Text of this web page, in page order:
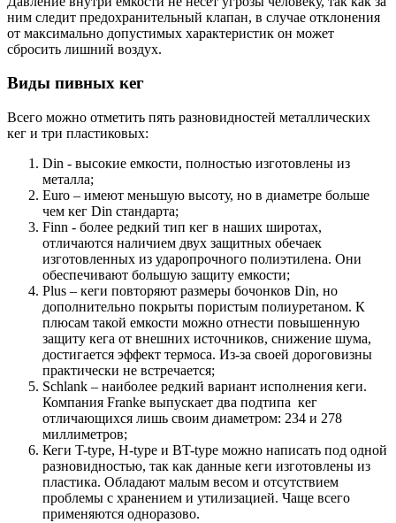
ним следит предохранительный клапан, в случае отклонения
от максимально допустимых характеристик он может
сбросить лишний воздух.
Виды пивных кег
Всего можно отметить пять разновидностей металлических
кег и три пластиковых:
Din - высокие емкости, полностью изготовлены из
металла;
Euro – имеют меньшую высоту, но в диаметре больше
чем кег Din стандарта;
Finn - более редкий тип кег в наших широтах,
отличаются наличием двух защитных обечаек
изготовленных из ударопрочного полиэтилена. Они
обеспечивают большую защиту емкости;
Plus – кеги повторяют размеры бочонков Din, но
дополнительно покрыты пористым полиуретаном. К
плюсам такой емкости можно отнести повышенную
защиту кега от внешних источников, снижение шума,
достигается эффект термоса. Из-за своей дороговизны
практически не встречается;
Schlank – наиболее редкий вариант исполнения кеги.
Компания Franke выпускает два подтипа кег
отличающихся лишь своим диаметром: 234 и 278
миллиметров;
Кеги T-type, H-type и BT-type можно написать под одной
разновидностью, так как данные кеги изготовлены из
пластика. Обладают малым весом и отсутствием
проблемы с хранением и утилизацией. Чаще всего
применяются одноразово.